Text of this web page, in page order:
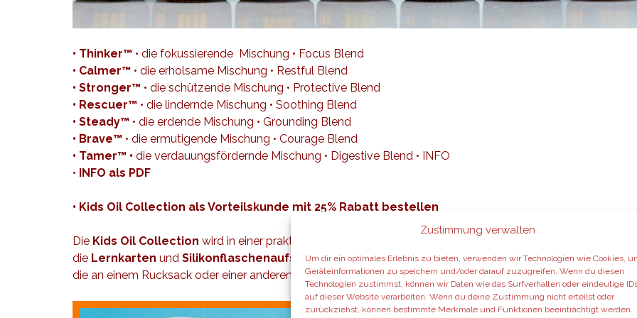
Zustimmung verwalten
Um dir ein optimales Erlebnis zu bieten, verwenden wir Technologien wie Cookies,
Geräteinformationen zu speichern und/oder darauf zuzugreifen. Wenn du diesen
Technologien zustimmst, können wir Daten wie das Surfverhalten oder eindeutige
auf dieser Website verarbeiten. Wenn du deine Zustimmung nicht erteilst oder
zurückziehst, können bestimmte Merkmale und Funktionen beeinträchtigt werden.
• Thinker™ • die fokussierende Mischung • Focus Blend
• Calmer™ • die erholsame Mischung • Restful Blend
• Stronger™ • die schützende Mischung • Protective Blend
• Rescuer™ • die lindernde Mischung • Soothing Blend
• Steady™ • die erdende Mischung • Grounding Blend
• Brave™ • die ermutigende Mischung • Courage Blend
• Tamer™ • die verdauungsfördernde Mischung • Digestive Blend • INFO
• INFO als PDF
• Kids Oil Collection als Vorteilskunde mit 25% Rabatt bestellen
Die Kids Oil Collection wird in einer praktischen
die Lernkarten und Silikonflaschenaufsätzeenthält,
die an einem Rucksack oder einer anderen Tasche befestigt werden kann.